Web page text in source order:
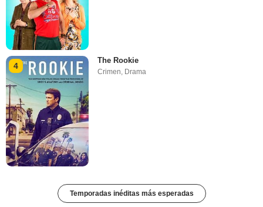
4
The Rookie
Crimen, Drama
Temporadas inéditas más esperadas